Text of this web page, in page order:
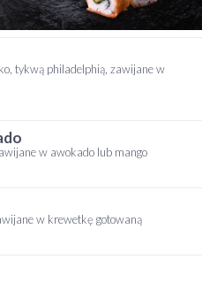
tykwą philadelphią, zawijane w
w awokado lub mango
w krewetkę gotowaną